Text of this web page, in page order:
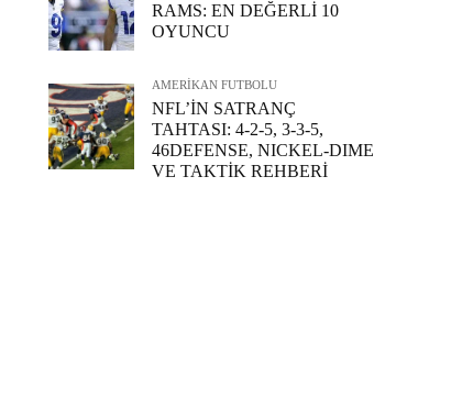
RAMS: EN DEĞERLİ 10
OYUNCU
AMERİKAN FUTBOLU
NFL’İN SATRANÇ
TAHTASI: 4-2-5, 3-3-5,
46DEFENSE, NICKEL-DIME
VE TAKTİK REHBERİ